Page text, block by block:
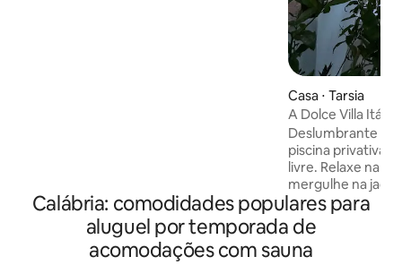
Casa ⋅ Tarsia
A Dolce Villa Itália
Deslumbrante
piscina privativa,
livre. Relaxe na piscina privativa,
mergulhe na
após um dia de
uma grande
ar livre com
pizza a lenha,
Calábria: comodidades populares para
aluguel por temporada de
acomodações com sauna